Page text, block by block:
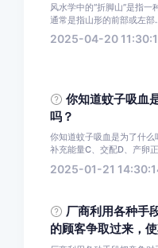
风水学中的“折脚山”是指一
通常是指山形的前部或左部
2025-04-20
你知道蚊子吸血
吗？
你知道蚊子吸血是为了什么
补充能量C、交配D、产卵
2025-01-21
厂商利用各种手
的顾客争取过来，